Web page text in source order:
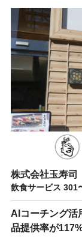
株式会社玉寿司
飲食サービス 301
AIコーチング
品提供率が